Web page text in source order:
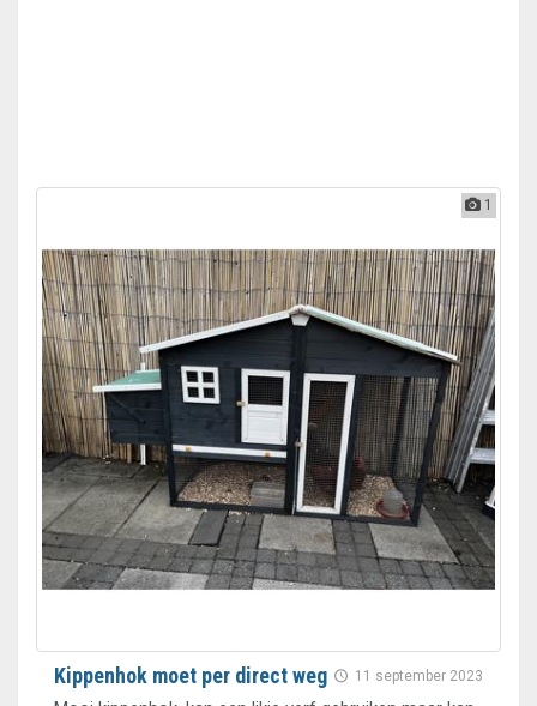
1
11 september 2023
Kippenhok moet per direct weg